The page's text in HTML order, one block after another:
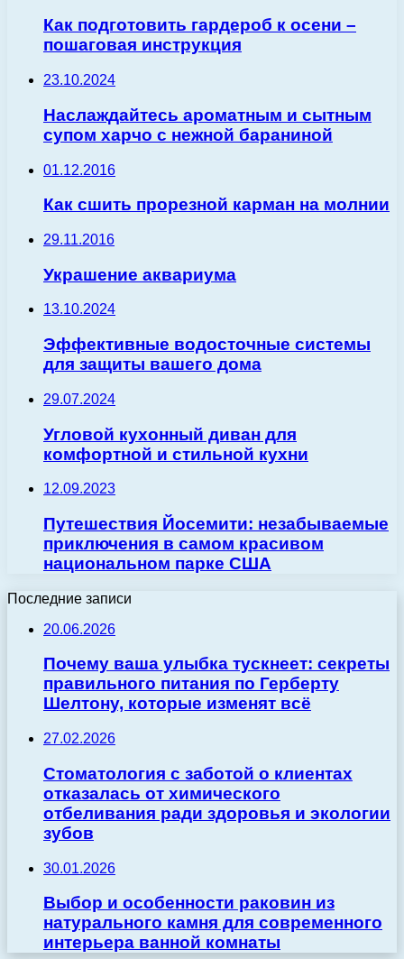
Как подготовить гардероб к осени –
пошаговая инструкция
23.10.2024
Наслаждайтесь ароматным и сытным
супом харчо с нежной бараниной
01.12.2016
Как сшить прорезной карман на молнии
29.11.2016
Украшение аквариума
13.10.2024
Эффективные водосточные системы
для защиты вашего дома
29.07.2024
Угловой кухонный диван для
комфортной и стильной кухни
12.09.2023
Путешествия Йосемити: незабываемые
приключения в самом красивом
национальном парке США
Последние записи
20.06.2026
Почему ваша улыбка тускнеет: секреты
правильного питания по Герберту
Шелтону, которые изменят всё
27.02.2026
Стоматология с заботой о клиентах
отказалась от химического
отбеливания ради здоровья и экологии
зубов
30.01.2026
Выбор и особенности раковин из
натурального камня для современного
интерьера ванной комнаты